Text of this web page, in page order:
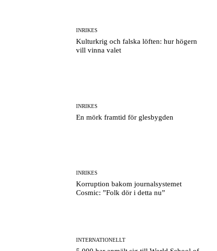
INRIKES
Kulturkrig och falska löften: hur högern
vill vinna valet
INRIKES
En mörk framtid för glesbygden
INRIKES
Korruption bakom journalsystemet
Cosmic: ”Folk dör i detta nu”
INTERNATIONELLT